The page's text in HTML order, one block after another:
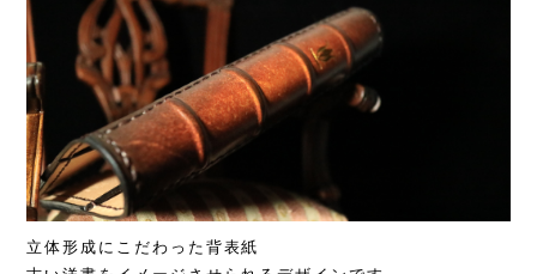
立体形成にこだわった背表紙